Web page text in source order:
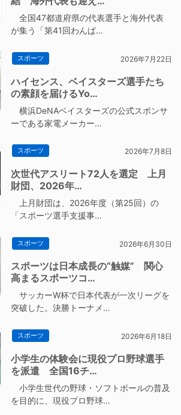
全国47都道府県の代表選手と海外代表
が集う「第41回わんぱ…
スポーツ 2026年7月22日
ハイセンス、ベイスターズ選手たち
の素顔を届けるYo…
横浜DeNAベイスターズの公式スポンサ
ーである家電メーカー…
スポーツ 2026年7月8日
次世代アスリート72人を選定 上月
財団、2026年…
上月財団は、2026年度（第25回）の
「スポーツ選手支援事…
スポーツ 2026年6月30日
スポーツは日本成長の“触媒” 関心
高まるスポーツコ…
サッカーW杯で日本代表が一次リーグを
突破した。決勝トーナメ…
スポーツ 2026年6月18日
小学生の体験会に現役プロ野球選手
を派遣 全国16チ…
小学生世代の野球・ソフトボールの普及
を目的に、現役プロ野球…